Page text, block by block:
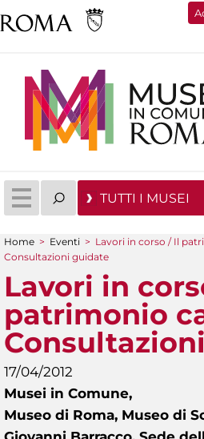
TUTTI I MUSEI
Tu sei qui
Home > Eventi > Lavori in corso / Il
Consultazioni guidate
Lavori in
patrimonio
17/04/2012
Musei in Comune,
Museo di Roma, Museo di